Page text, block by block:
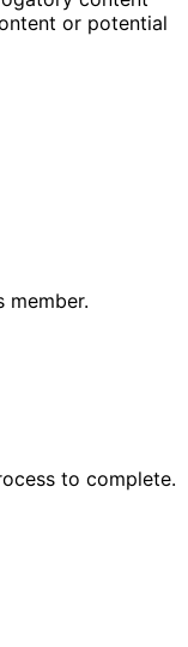
or potential
member.
to complete.